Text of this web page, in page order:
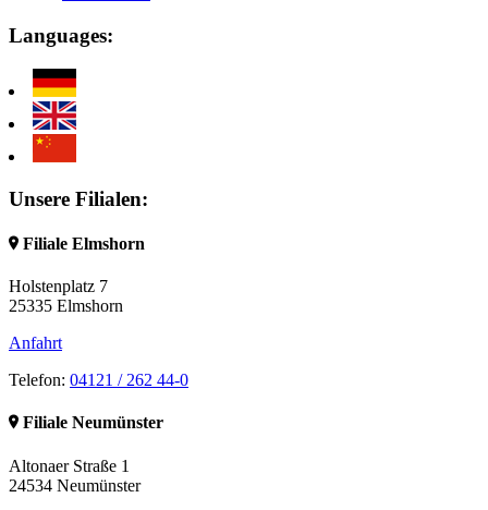
Languages:
Unsere Filialen:
Filiale Elmshorn
Holstenplatz 7
25335 Elmshorn
Anfahrt
Telefon: 04121 / 262 44-0
Filiale Neumünster
Altonaer Straße 1
24534 Neumünster